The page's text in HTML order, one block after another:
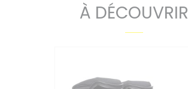
À DÉCOUVRIR